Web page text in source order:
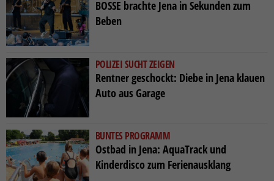
BOSSE brachte Jena in Sekunden zum
Beben
POLIZEI SUCHT ZEIGEN
Rentner geschockt: Diebe in Jena klauen
Auto aus Garage
BUNTES PROGRAMM
Ostbad in Jena: AquaTrack und
Kinderdisco zum Ferienausklang